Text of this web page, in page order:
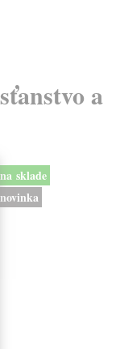
a
na sklade
novinka